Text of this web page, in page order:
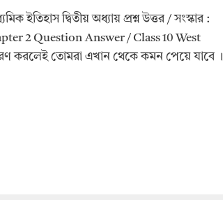
ইতিহাস দ্বিতীয় অধ্যায় প্রশ্ন উত্তর / সংস্কার :
2 Question Answer / Class 10 West
করলেই তোমরা এখান থেকে কমন পেয়ে যাবে ।